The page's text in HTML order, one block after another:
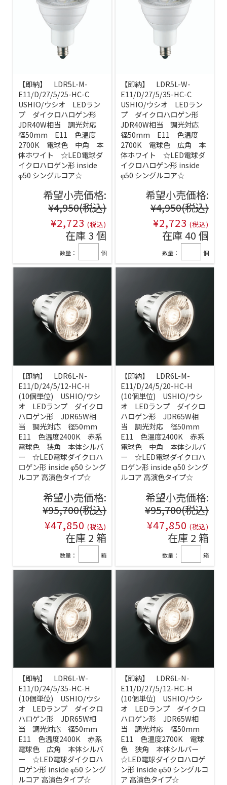
【即納】 LDR5L-M-
E11/D/27/5/25-HC-C
USHIO/ウシオ LEDラン
プ ダイクロハロゲン形
JDR40W相当 調光対応
径50mm E11 色温度
2700K 電球色 中角 本
体ホワイト ☆LED電球ダ
イクロハロゲン形 inside
φ50 シングルコア☆
希望小売価格:
¥4,950(税込)
¥2,723 (税込)
在庫 3 個
数量： 個
【即納】 LDR5L-W-
E11/D/27/5/35-HC-C
USHIO/ウシオ LEDラン
プ ダイクロハロゲン形
JDR40W相当 調光対応
径50mm E11 色温度
2700K 電球色 広角 本
体ホワイト ☆LED電球ダ
イクロハロゲン形 inside
φ50 シングルコア☆
希望小売価格:
¥4,950(税込)
¥2,723 (税込)
在庫 40 個
数量： 個
【即納】 LDR6L-N-
E11/D/24/5/12-HC-H
(10個単位) USHIO/ウシ
オ LEDランプ ダイクロ
ハロゲン形 JDR65W相
当 調光対応 径50mm
E11 色温度2400K 赤系
電球色 狭角 本体シルバ
ー ☆LED電球ダイクロハ
ロゲン形 inside φ50 シング
ルコア 高演色タイプ☆
希望小売価格:
¥95,700(税込)
¥47,850 (税込)
在庫 2 箱
数量： 箱
【即納】 LDR6L-M-
E11/D/24/5/20-HC-H
(10個単位) USHIO/ウシ
オ LEDランプ ダイクロ
ハロゲン形 JDR65W相
当 調光対応 径50mm
E11 色温度2400K 赤系
電球色 中角 本体シルバ
ー ☆LED電球ダイクロハ
ロゲン形 inside φ50 シング
ルコア 高演色タイプ☆
希望小売価格:
¥95,700(税込)
¥47,850 (税込)
在庫 2 箱
数量： 箱
【即納】 LDR6L-W-
E11/D/24/5/35-HC-H
(10個単位) USHIO/ウシ
オ LEDランプ ダイクロ
ハロゲン形 JDR65W相
当 調光対応 径50mm
E11 色温度2400K 赤系
電球色 広角 本体シルバ
ー ☆LED電球ダイクロハ
ロゲン形 inside φ50 シング
ルコア 高演色タイプ☆
【即納】 LDR6L-N-
E11/D/27/5/12-HC-H
(10個単位) USHIO/ウシ
オ LEDランプ ダイクロ
ハロゲン形 JDR65W相
当 調光対応 径50mm
E11 色温度2700K 電球
色 狭角 本体シルバー
☆LED電球ダイクロハロゲ
ン形 inside φ50 シングルコ
ア 高演色タイプ☆